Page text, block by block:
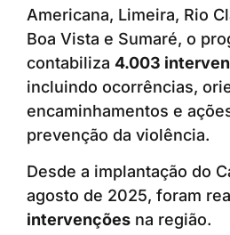
Americana, Limeira, Rio
Boa Vista e Sumaré, o
contabiliza 4.003
incluindo ocorrências,
encaminhamentos e
prevenção da violência.
Desde a implantação do
agosto de 2025, foram
intervenções na região.